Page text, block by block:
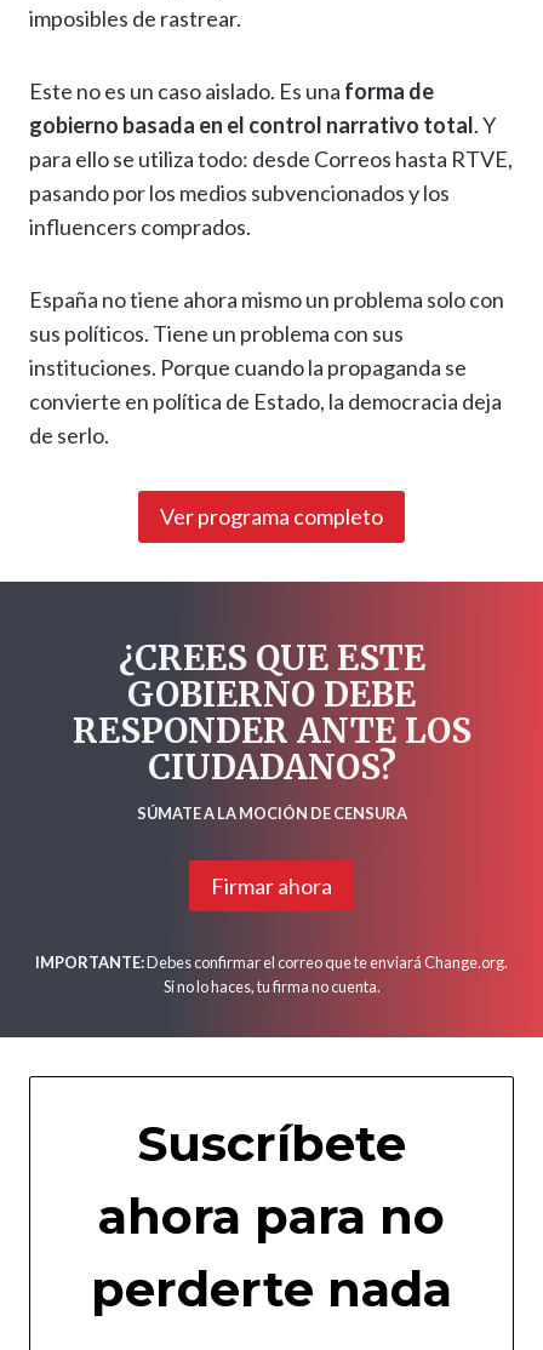
imposibles de rastrear.
Este no es un caso aislado. Es una forma de
gobierno basada en el control narrativo total. Y
para ello se utiliza todo: desde Correos hasta RTVE,
pasando por los medios subvencionados y los
influencers comprados.
España no tiene ahora mismo un problema solo con
sus políticos. Tiene un problema con sus
instituciones. Porque cuando la propaganda se
convierte en política de Estado, la democracia deja
de serlo.
Ver programa completo
¿CREES QUE ESTE
GOBIERNO DEBE
RESPONDER ANTE LOS
CIUDADANOS?
SÚMATE A LA MOCIÓN DE CENSURA
Firmar ahora
IMPORTANTE:Debes confirmar el correo que te enviará Change.org.
Si no lo haces, tu firma no cuenta.
Suscríbete
ahora para no
perderte nada